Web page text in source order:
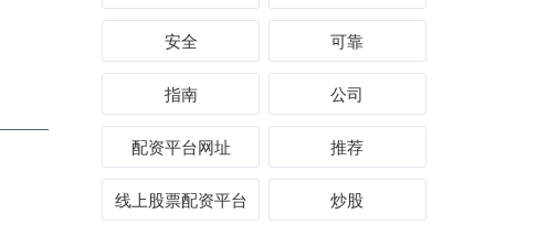
安全 可靠
指南 公司
配资平台网址 推荐
线上股票配资平台 炒股